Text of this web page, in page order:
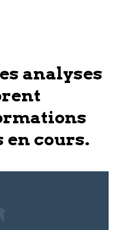
analyses
cours.